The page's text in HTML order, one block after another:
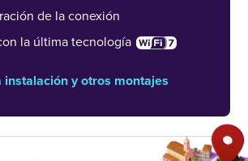
de la conexión
la última tecnología
instalación y otros montajes